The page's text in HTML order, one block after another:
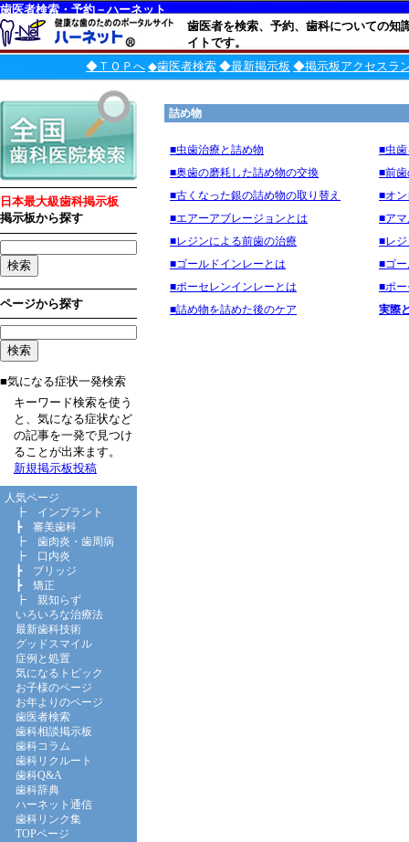
歯医者検索・予約－ハーネット
歯医者を検索、予約、歯科についての知
イトです。
◆ＴＯＰへ ◆歯医者検索 ◆最新掲示板 ◆掲示板アクセスラ
日本最大級歯科掲示板
掲示板から探す
ページから探す
■気になる症状一発検索
キーワード検索を使う
と、気になる症状など
の記事を一発で見つけ
ることが出来ます。
新規掲示板投稿
人気ページ
┣ インプラント
┣ 審美歯科
┣ 歯肉炎・歯周病
┣ 口内炎
┣ ブリッジ
┣ 矯正
┣ 親知らず
いろいろな治療法
最新歯科技術
グッドスマイル
症例と処置
気になるトピック
お子様のページ
お年よりのページ
歯医者検索
歯科相談掲示板
歯科コラム
歯科リクルート
歯科Q&A
歯科辞典
ハーネット通信
歯科リンク集
TOPページ
詰め物
■虫歯治療と詰め物
■虫
■奥歯の磨耗した詰め物の交換
■前
■古くなった銀の詰め物の取り替え
■オ
■エアーアブレージョンとは
■ア
■レジンによる前歯の治療
■レ
■ゴールドインレーとは
■ゴ
■ポーセレンインレーとは
■ポ
■詰め物を詰めた後のケア
実際